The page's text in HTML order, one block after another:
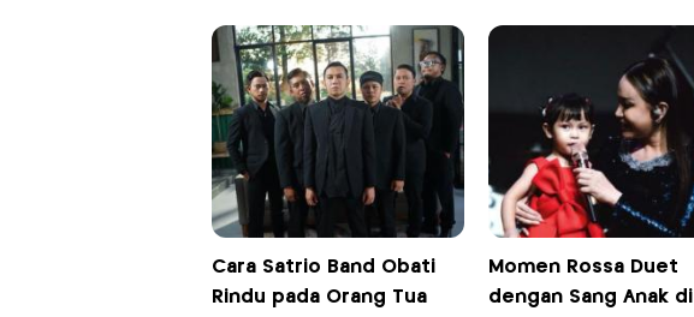
Cara Satrio Band Obati
Rindu pada Orang Tua
Momen Rossa Duet
dengan Sang Anak di